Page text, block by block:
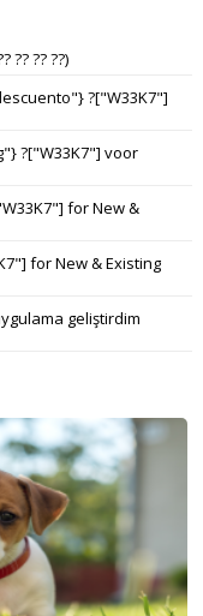
?? ?? ??)
?["W33K7"]
?["W33K7"] voor
for New &
for New & Existing
geliştirdim